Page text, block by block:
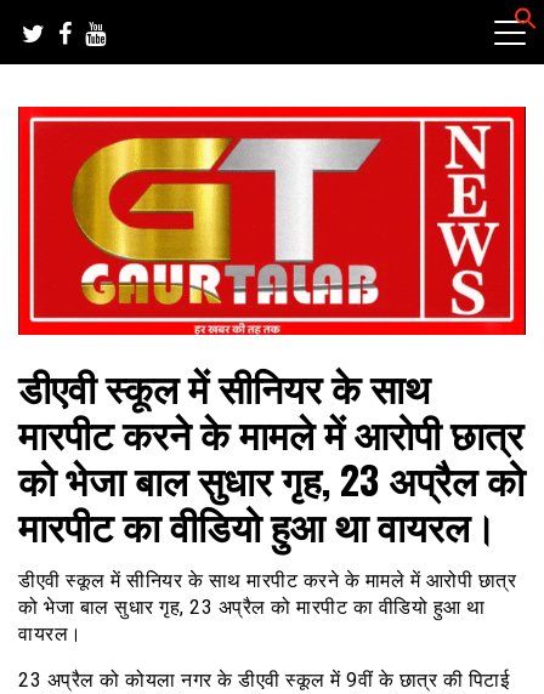
content
गौरतलब न्यूज
डीएवी स्कूल में सीनियर के साथ
मारपीट करने के मामले में आरोपी छात्र
को भेजा बाल सुधार गृह, 23 अप्रैल को
मारपीट का वीडियो हुआ था वायरल।
डीएवी स्कूल में सीनियर के साथ मारपीट करने के मामले में आरोपी छात्र
को भेजा बाल सुधार गृह, 23 अप्रैल को मारपीट का वीडियो हुआ था
वायरल।
23 अप्रैल को कोयला नगर के डीएवी स्कूल में 9वीं के छात्र की पिटाई